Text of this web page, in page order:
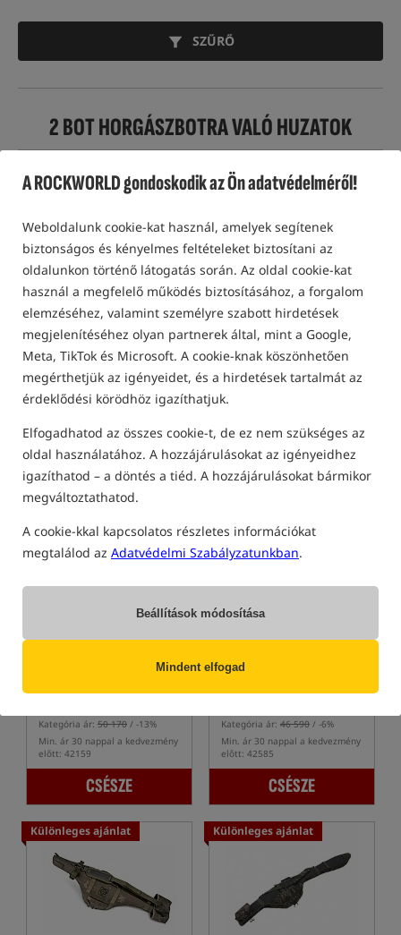
A ROCKWORLD gondoskodik az Ön adatvédelméről!
Weboldalunk cookie-kat használ, amelyek segítenek
biztonságos és kényelmes feltételeket biztosítani az
oldalunkon történő látogatás során. Az oldal cookie-kat
használ a megfelelő működés biztosításához, a forgalom
elemzéséhez, valamint személyre szabott hirdetések
megjelenítéséhez olyan partnerek által, mint a Google,
Meta, TikTok és Microsoft. A cookie-knak köszönhetően
megérthetjük az igényeidet, és a hirdetések tartalmát az
érdeklődési körödhöz igazíthatjuk.
Elfogadhatod az összes cookie-t, de ez nem szükséges az
oldal használatához. A hozzájárulásokat az igényeidhez
igazíthatod – a döntés a tiéd. A hozzájárulásokat bármikor
megváltoztathatod.
A cookie-kkal kapcsolatos részletes információkat
megtalálod az Adatvédelmi Szabályzatunkban.
Beállítások módosítása
Mindent elfogad
SZŰRŐ
2 BOT HORGÁSZBOTRA VALÓ HUZATOK
Legjobban eladott!
Delphin CLASSA PortaCASE
Tok 2 bothoz
11 160HUF
Kategória ár:12 090/ -8%
előtt: 10773
CSÉSZE
Különleges ajánlat
Fox Voyager 2 Rod Sleeve
10ft
24 700HUF
Kategória ár:
előtt: 23421
CSÉSZE
Különleges ajánlat
Nash Scope 10ft hosszú 2 botos horgászbot tok
43 520
Kategória ár: 50 170 / -13%
Min. ár 30 nappal a kedvezmény
előtt: 42159
CSÉSZE
43 950
Kategória ár: 46 590 / -6%
Min. ár 30 nappal a kedvezmény
előtt: 42585
CSÉSZE
Különleges ajánlat Különleges ajánlat